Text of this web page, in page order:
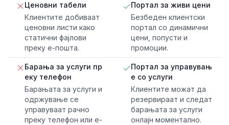
Ценовни табели
Клиентите добиваат
ценовни листи како
статични фајлови
преку е-пошта.
Портал за живи цени
Безбеден клиентски
портал со динамични
цени, попусти и
промоции.
Барања за услуги пр
еку телефон
Барањата за услуги и
одржување се
управуваат рачно
преку телефон или е-
Портал за управувањ
е со услуги
Клиентите можат да
резервираат и следат
барањата за услуги
онлајн моментално.